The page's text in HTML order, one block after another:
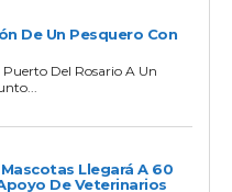
De Un Pesquero Con
Del Rosario A Un
Llegará A 60
De Veterinarios